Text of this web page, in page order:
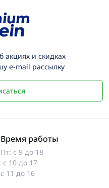
акциях и скидках
e-mail рассылку
Время работы
с 9 до 18
с 10 до 17
11 до 16